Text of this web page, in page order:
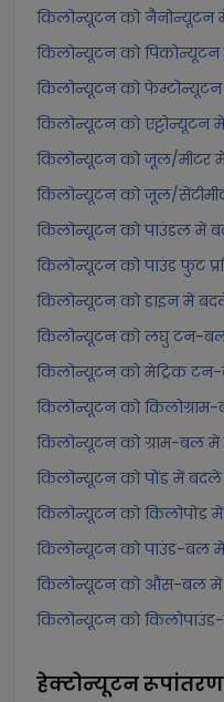
किलोन्यूटन को नैनोन्यूटन
किलोन्यूटन को
किलोन्यूटन को
किलोन्यूटन को एट्टोन्यूटन
किलोन्यूटन को जूल/मीटर
किलोन्यूटन को जूल/
किलोन्यूटन को पाउंडल में
किलोन्यूटन को पाउंड फुट
किलोन्यूटन को डाइन में
किलोन्यूटन को लघु टन-
किलोन्यूटन को मेट्रिक
किलोन्यूटन को
किलोन्यूटन को ग्राम-बल
किलोन्यूटन को पोंड में बदलें
किलोन्यूटन को किलोपोंड
किलोन्यूटन को पाउंड-बल
किलोन्यूटन को औंस-बल
किलोन्यूटन को
हेक्टोन्यूटनरूपांतरण